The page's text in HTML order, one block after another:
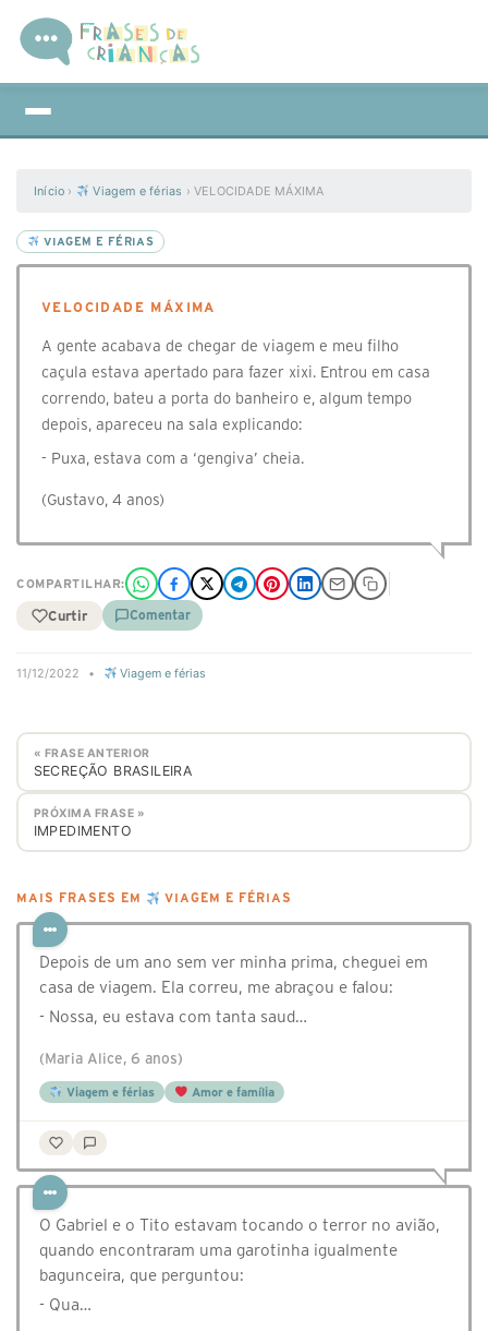
Início › Viagem e férias › VELOCIDADE MÁXIMA
VIAGEM E FÉRIAS
VELOCIDADE MÁXIMA
A gente acabava de chegar de viagem e meu filho
caçula estava apertado para fazer xixi. Entrou em casa
correndo, bateu a porta do banheiro e, algum tempo
depois, apareceu na sala explicando:
- Puxa, estava com a ‘gengiva’ cheia.
(Gustavo, 4 anos)
COMPARTILHAR:
Curtir Comentar
11/12/2022 • Viagem e férias
« FRASE ANTERIOR
SECREÇÃO BRASILEIRA
PRÓXIMA FRASE »
IMPEDIMENTO
MAIS FRASES EM VIAGEM E FÉRIAS
Depois de um ano sem ver minha prima, cheguei em
casa de viagem. Ela correu, me abraçou e falou:
- Nossa, eu estava com tanta saud…
(Maria Alice, 6 anos)
Viagem e férias Amor e família
O Gabriel e o Tito estavam tocando o terror no avião,
quando encontraram uma garotinha igualmente
bagunceira, que perguntou:
- Qua…